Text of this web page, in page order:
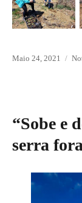
Posted
Maio 24, 2021
“Sobe e
serra